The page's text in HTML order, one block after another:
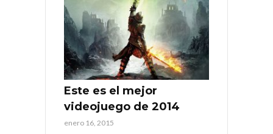
Este es el mejor
videojuego de 2014
enero 16, 2015